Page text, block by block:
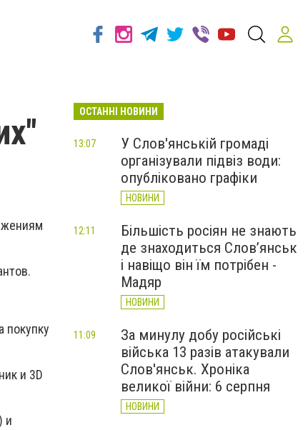
покупку
и 3D
и
ОСТАННІ НОВИНИ
У Слов'янській громаді
організували підвіз води:
опубліковано графіки
НОВИНИ
13:07
Більшість росіян не знають
де знаходиться Слов’янськ
і навіщо він їм потрібен -
Мадяр
НОВИНИ
12:11
За минулу добу російські
війська 13 разів атакували
Слов'янськ. Хроніка
великої війни: 6 серпня
НОВИНИ
11:09